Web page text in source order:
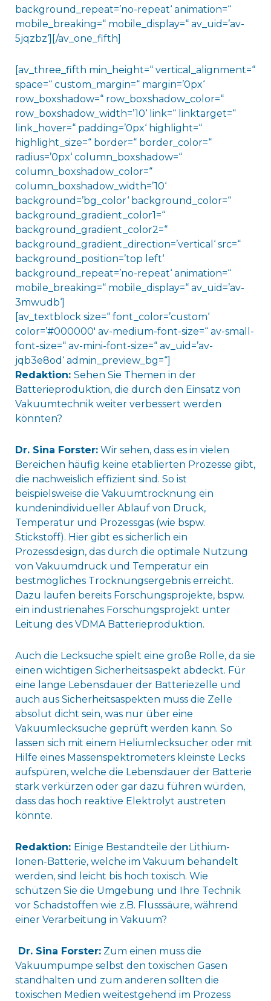
background_repeat=’no-repeat‘ animation=“
mobile_breaking=“ mobile_display=“ av_uid=’av-
5jqzbz‘][/av_one_fifth]
[av_three_fifth min_height=“ vertical_alignment=“
space=“ custom_margin=“ margin=’0px‘
row_boxshadow=“ row_boxshadow_color=“
row_boxshadow_width=’10‘ link=“ linktarget=“
link_hover=“ padding=’0px‘ highlight=“
highlight_size=“ border=“ border_color=“
radius=’0px‘ column_boxshadow=“
column_boxshadow_color=“
column_boxshadow_width=’10‘
background=’bg_color‘ background_color=“
background_gradient_color1=“
background_gradient_color2=“
background_gradient_direction=’vertical‘ src=“
background_position=’top left‘
background_repeat=’no-repeat‘ animation=“
mobile_breaking=“ mobile_display=“ av_uid=’av-
3mwudb‘]
[av_textblock size=“ font_color=’custom‘
color=’#000000′ av-medium-font-size=“ av-small-
font-size=“ av-mini-font-size=“ av_uid=’av-
jqb3e8od‘ admin_preview_bg=“]
Redaktion: Sehen Sie Themen in der
Batterieproduktion, die durch den Einsatz von
Vakuumtechnik weiter verbessert werden
könnten?
Dr. Sina Forster:Wir sehen, dass es in vielen
Bereichen häufig keine etablierten Prozesse gibt,
die nachweislich effizient sind. So ist
beispielsweise die Vakuumtrocknung ein
kundenindividueller Ablauf von Druck,
Temperatur und Prozessgas (wie bspw.
Stickstoff). Hier gibt es sicherlich ein
Prozessdesign, das durch die optimale Nutzung
von Vakuumdruck und Temperatur ein
bestmögliches Trocknungsergebnis erreicht.
Dazu laufen bereits Forschungsprojekte, bspw.
ein industrienahes Forschungsprojekt unter
Leitung des VDMA Batterieproduktion.
Auch die Lecksuche spielt eine große Rolle, da sie
einen wichtigen Sicherheitsaspekt abdeckt. Für
eine lange Lebensdauer der Batteriezelle und
auch aus Sicherheitsaspekten muss die Zelle
absolut dicht sein, was nur über eine
Vakuumlecksuche geprüft werden kann. So
lassen sich mit einem Heliumlecksucher oder mit
Hilfe eines Massenspektrometers kleinste Lecks
aufspüren, welche die Lebensdauer der Batterie
stark verkürzen oder gar dazu führen würden,
dass das hoch reaktive Elektrolyt austreten
könnte.
Redaktion: Einige Bestandteile der Lithium-
Ionen-Batterie, welche im Vakuum behandelt
werden, sind leicht bis hoch toxisch. Wie
schützen Sie die Umgebung und Ihre Technik
vor Schadstoffen wie z.B. Flusssäure, während
einer Verarbeitung in Vakuum?
Dr. Sina Forster:Zum einen muss die
Vakuumpumpe selbst den toxischen Gasen
standhalten und zum anderen sollten die
toxischen Medien weitestgehend im Prozess